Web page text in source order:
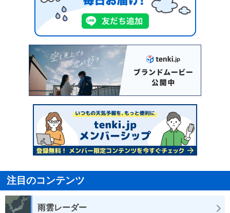
注目のコンテンツ
雨雲レーダー